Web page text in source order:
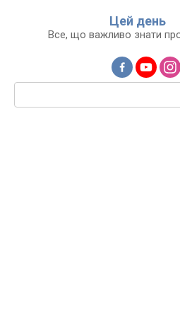
Цей день
Все, що важливо знати
Пошук: